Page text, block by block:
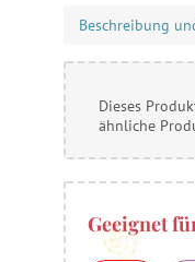
Beschreibung
Dieses
ähnliche
Geeignet